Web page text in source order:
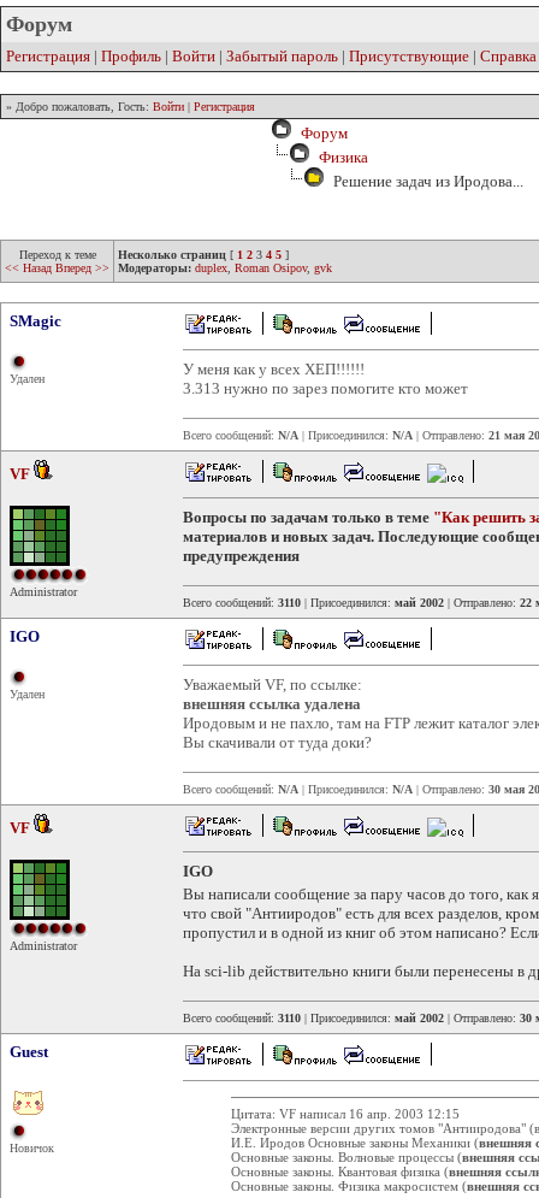
Форум
Регистрация | Профиль | Войти | Забытый пароль | Присутствующие | Справка
» Добро пожаловать, Гость: Войти | Регистрация
Форум
Физика
Решение задач из Иродова...
Переход к теме
<< Назад Вперед >>
Несколько страниц [ 1 2 3 4 5 ]
Модераторы: duplex Roman Osipov, gvk
SMagic
Удален
У меня как у всех ХЕП!!!!!!
3.313 нужно по зарез помогите кто может
Всего сообщений: N/A | Присоединился: N/A | Отправлено: 21 мая
VF
Administrator
Вопросы по задачам только в теме "Как решить
материалов и новых задач. Последующие
предупреждения
Всего сообщений: 3110 | Присоединился: май 2002 | Отправлено: 22
IGO
Удален
Уважаемый VF, по ссылке:
внешняя ссылка удалена
Иродовым и не пахло, там на FTP лежит каталог
Вы скачивали от туда доки?
Всего сообщений: N/A | Присоединился: N/A | Отправлено: 30 мая
VF
Administrator
IGO
Вы написали сообщение за пару часов до того, как
что свой "Антииродов" есть для всех разделов,
пропустил и в одной из книг об этом написано?
На sci-lib действительно книги были перенесены в
Всего сообщений: 3110 | Присоединился: май 2002 | Отправлено: 30
Guest
Новичок
Цитата: VF написал 16 апр. 2003 12:15
Электронные версии других томов "Антииродова"
И.Е. Иродов Основные законы Механики (внешняя
Основные законы. Волновые процессы (внешняя
Основные законы. Квантовая физика (внешняя
Основные законы. Физика макросистем (внешняя